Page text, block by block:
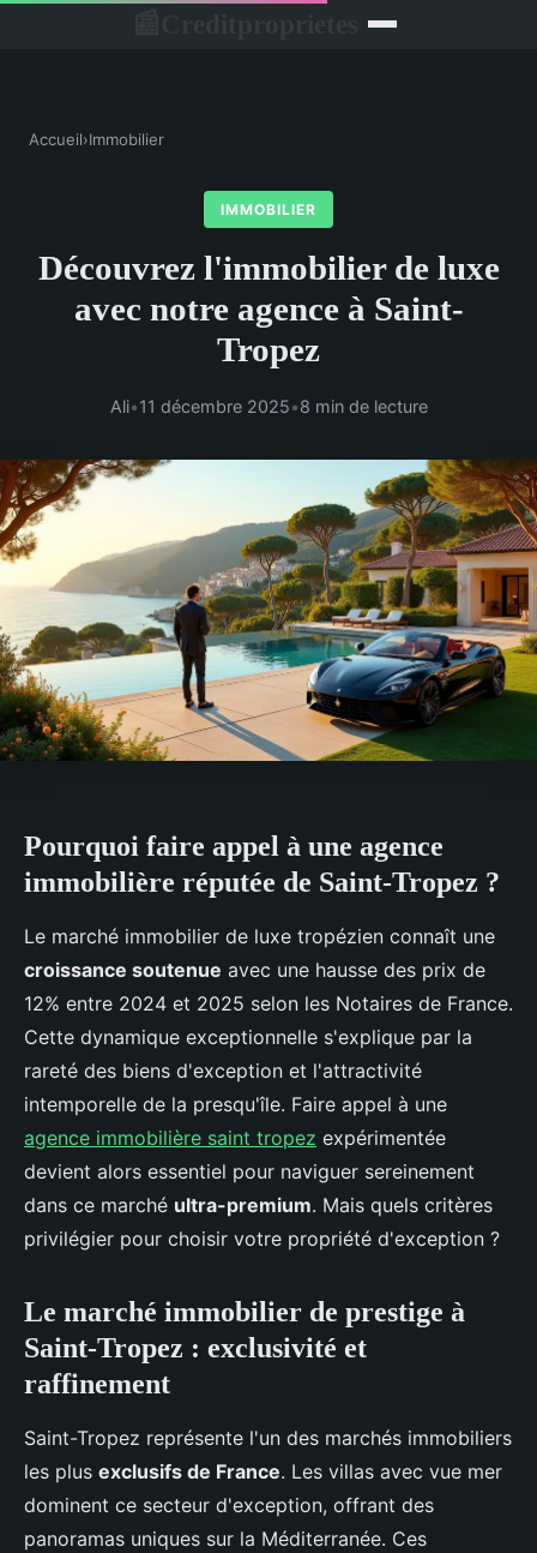
Accueil›Immobilier
IMMOBILIER
Découvrez l'immobilier de luxe
avec notre agence à Saint-
Tropez
Ali•11 décembre 2025•8 min de lecture
Pourquoi faire appel à une agence
immobilière réputée de Saint-Tropez ?
Le marché immobilier de luxe tropézien connaît une
croissance soutenue avec une hausse des prix de
12% entre 2024 et 2025 selon les Notaires de France.
Cette dynamique exceptionnelle s'explique par la
rareté des biens d'exception et l'attractivité
intemporelle de la presqu'île. Faire appel à une
agence immobilière saint tropez expérimentée
devient alors essentiel pour naviguer sereinement
dans ce marché ultra-premium. Mais quels critères
privilégier pour choisir votre propriété d'exception ?
Le marché immobilier de prestige à
Saint-Tropez : exclusivité et
raffinement
Saint-Tropez représente l'un des marchés immobiliers
les plus exclusifs de France. Les villas avec vue mer
dominent ce secteur d'exception, offrant des
panoramas uniques sur la Méditerranée. Ces